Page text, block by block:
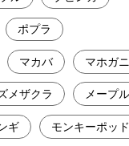
ポプラ
マカバ マホガ
メザクラ メープル
ギ モンキーポッド